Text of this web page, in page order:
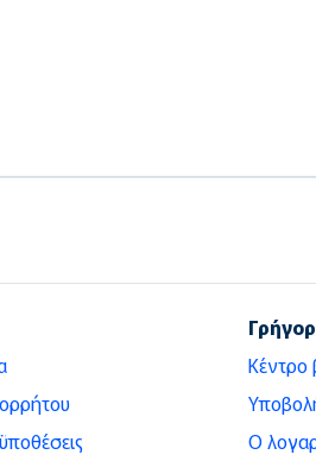
Κέντρο
Ο